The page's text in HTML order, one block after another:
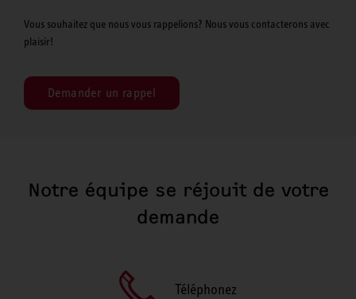
Vous souhaitez que nous vous rappelions? Nous vous contacterons avec
plaisir!
Demander un rappel
Notre équipe se réjouit de votre
demande
Téléphonez